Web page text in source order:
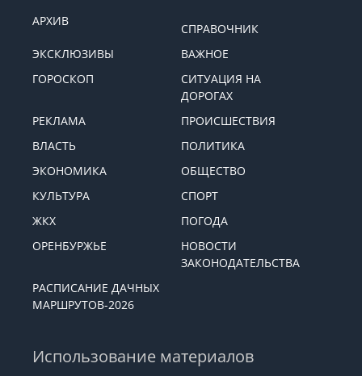
АРХИВ
СПРАВОЧНИК
ЭКСКЛЮЗИВЫ
ВАЖНОЕ
ГОРОСКОП
СИТУАЦИЯ НА
ДОРОГАХ
РЕКЛАМА
ПРОИСШЕСТВИЯ
ВЛАСТЬ
ПОЛИТИКА
ЭКОНОМИКА
ОБЩЕСТВО
КУЛЬТУРА
СПОРТ
ЖКХ
ПОГОДА
ОРЕНБУРЖЬЕ
НОВОСТИ
ЗАКОНОДАТЕЛЬСТВА
РАСПИСАНИЕ ДАЧНЫХ
МАРШРУТОВ-2026
Использование материалов